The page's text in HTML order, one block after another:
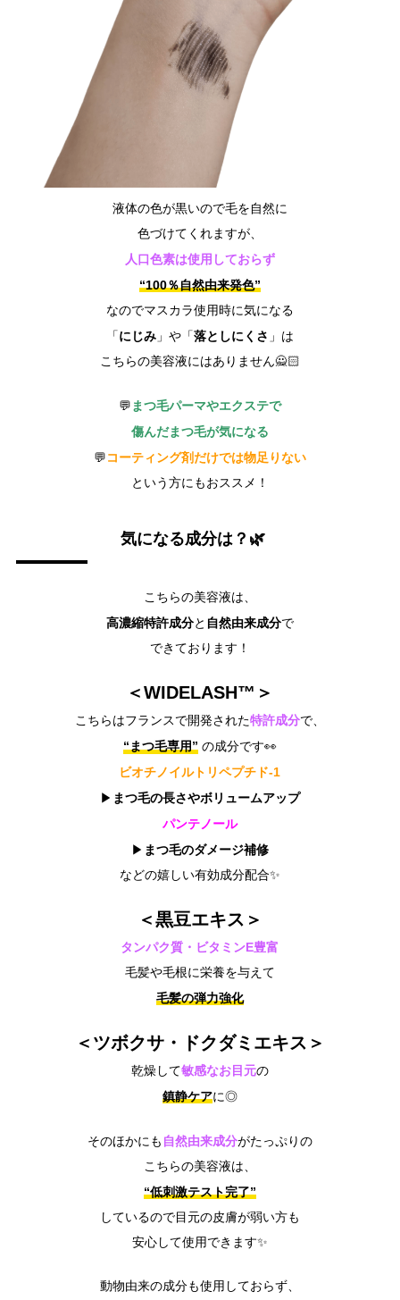
液体の色が黒いので毛を自然に
色づけてくれますが、
人口色素は使用しておらず
“100％自然由来発色”
なのでマスカラ使用時に気になる
「 にじみ」や「 落としにくさ 」は
こちらの美容液にはありません🙅🏻
💬 まつ毛パーマやエクステで
傷んだまつ毛が気になる
💬 コーティング剤だけでは物足りない
という方にもおススメ！
気になる成分は？🌿
こちらの美容液は、
高濃縮特許成分と 自然由来成分で
できております！
＜WIDELASH™＞
こちらはフランスで開発された特許成分で、
“まつ毛専用”の成分です👀
ビオチノイルトリペプチド-1
▶ まつ毛の長さやボリュームアップ
パンテノール
▶ まつ毛のダメージ補修
などの嬉しい有効成分配合✨
＜黒豆エキス＞
タンパク質・ビタミンE豊富
毛髪や毛根に栄養を与えて
毛髪の弾力強化
＜ツボクサ・ドクダミエキス＞
乾燥して敏感なお目元の
鎮静ケアに◎
そのほかにも 自然由来成分がたっぷりの
こちらの美容液は、
“低刺激テスト完了”
しているので目元の皮膚が弱い方も
安心して使用できます✨
動物由来の成分も使用しておらず、